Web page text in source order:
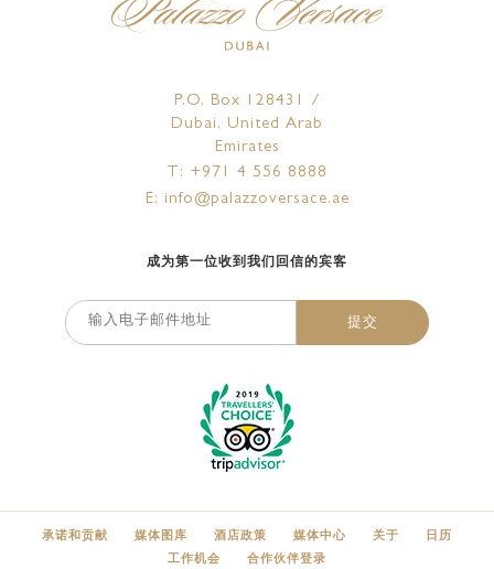
P.O. Box 128431 /
Dubai, United Arab
Emirates
T: +971 4 556 8888
E: info@palazzoversace.ae
成为第一位收到我们回信的宾客
提交
承诺和贡献 媒体图库 酒店政策 媒体中心 关于
日历
工作机会
合作伙伴登录